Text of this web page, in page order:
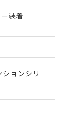
装着
ョンシリ